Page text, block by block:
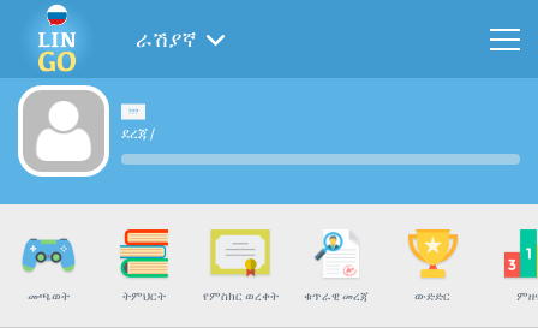
ራሽያኛ
ደረጃ/
መጫወት ትምህርት የምስክር ወረቀት ቁጥራዊ መረጃ ውድድር